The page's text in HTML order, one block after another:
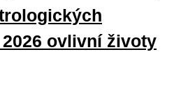
ovlivní životy